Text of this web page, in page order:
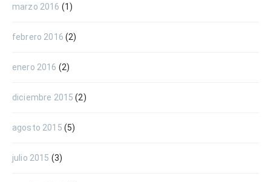
marzo 2016 (1)
febrero 2016 (2)
enero 2016 (2)
diciembre 2015 (2)
agosto 2015 (5)
julio 2015 (3)